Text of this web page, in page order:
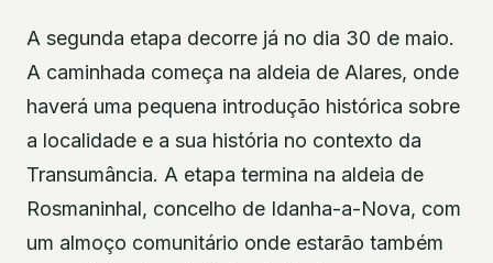
A segunda etapa decorre já no dia 30 de maio.
A caminhada começa na aldeia de Alares, onde
haverá uma pequena introdução histórica sobre
a localidade e a sua história no contexto da
Transumância. A etapa termina na aldeia de
Rosmaninhal, concelho de Idanha-a-Nova, com
um almoço comunitário onde estarão também